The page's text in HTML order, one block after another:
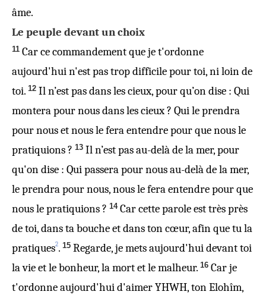
âme.
Le peuple devant un choix
11 Car ce commandement que je t'ordonne
aujourd'hui n'est pas trop difficile pour toi, ni loin de
toi. 12 Il n’est pas dans les cieux, pour qu’on dise : Qui
montera pour nous dans les cieux ? Qui le prendra
pour nous et nous le fera entendre pour que nous le
pratiquions ? 13 Il n’est pas au-delà de la mer, pour
qu'on dise : Qui passera pour nous au-delà de la mer,
le prendra pour nous, nous le fera entendre pour que
nous le pratiquions ? 14 Car cette parole est très près
de toi, dans ta bouche et dans ton cœur, afin que tu la
pratiques2. 15 Regarde, je mets aujourd'hui devant toi
la vie et le bonheur, la mort et le malheur. 16 Car je
t'ordonne aujourd'hui d'aimer YHWH, ton Elohîm,